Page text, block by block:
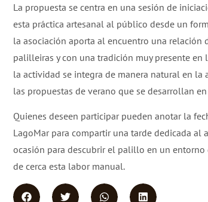
La propuesta se centra en una sesión de
esta práctica artesanal al público desde un
la asociación aporta al encuentro una relación
palilleiras y con una tradición muy presente en
la actividad se integra de manera natural en la
las propuestas de verano que se desarrollan
Quienes deseen participar pueden anotar la
LagoMar para compartir una tarde dedicada al
ocasión para descubrir el palillo en un entorno
de cerca esta labor manual.